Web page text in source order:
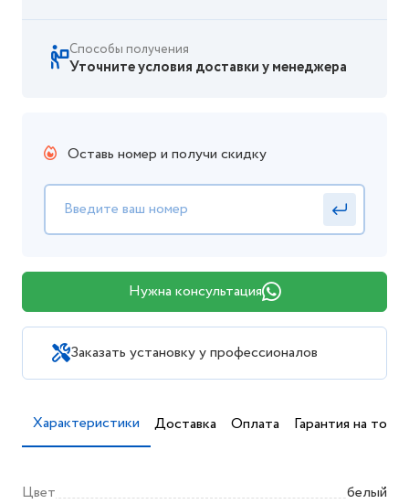
Способы получения
Уточните условия доставки у менеджера
Оставь номер и получи скидку
Нужна консультация
Заказать установку у профессионалов
Характеристики Доставка Оплата Гарантия на товар
Цвет
белый